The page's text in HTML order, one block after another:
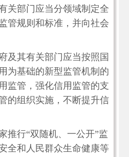
关部门应当分领域制定全
管规则和标准，并向社会
其有关部门应当按照国
为基础的新型监管机制的
监管，强化信用监管的支
的组织实施，不断提升信
行“双随机、一公开”监
全和人民群众生命健康等